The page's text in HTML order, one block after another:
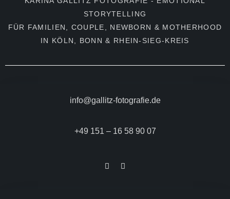
STORYTELLING
FÜR FAMILIEN, COUPLE, NEWBORN & MOTHERHOOD
IN KÖLN, BONN & RHEIN-SIEG-KREIS
info@gallitz-fotografie.de
+49 151 – 16 58 90 07